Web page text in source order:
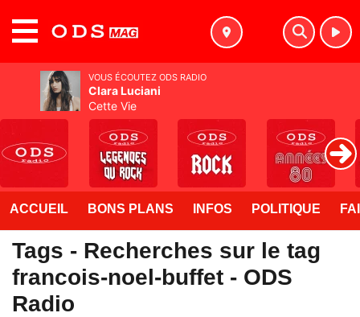
ACCUEIL BONS PLANS INFOS POLITIQUE
Tags - Recherches sur le tag
francois-noel-buffet - ODS
Radio
VOUS ÉCOUTEZ ODS RADIO
Clara Luciani
Cette Vie